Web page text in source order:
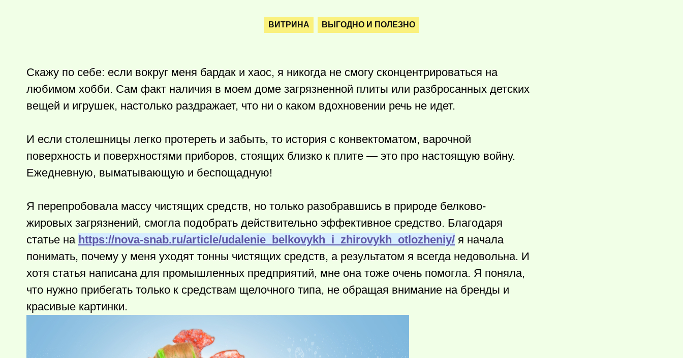
ВИТРИНА ВЫГОДНО И ПОЛЕЗНО
Скажу по себе: если вокруг меня бардак и хаос, я никогда не смогу сконцентрироваться на
любимом хобби. Сам факт наличия в моем доме загрязненной плиты или разбросанных детских
вещей и игрушек, настолько раздражает, что ни о каком вдохновении речь не идет.
И если столешницы легко протереть и забыть, то история с конвектоматом, варочной
поверхность и поверхностями приборов, стоящих близко к плите — это про настоящую войну.
Ежедневную, выматывающую и беспощадную!
Я перепробовала массу чистящих средств, но только разобравшись в природе белково-
жировых загрязнений, смогла подобрать действительно эффективное средство. Благодаря
статье на https://nova-snab.ru/article/udalenie_belkovykh_i_zhirovykh_otlozheniy/ я начала
понимать, почему у меня уходят тонны чистящих средств, а результатом я всегда недовольна. И
хотя статья написана для промышленных предприятий, мне она тоже очень помогла. Я поняла,
что нужно прибегать только к средствам щелочного типа, не обращая внимание на бренды и
красивые картинки.